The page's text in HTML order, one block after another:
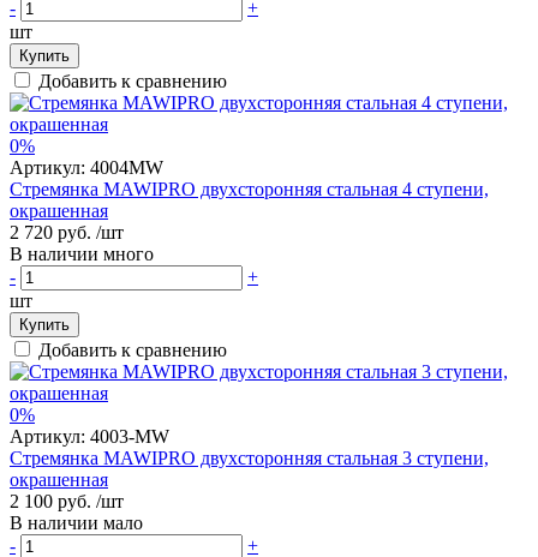
-
+
шт
Купить
Добавить к сравнению
0%
Артикул: 4004MW
Стремянка MAWIPRO двухсторонняя стальная 4 ступени,
окрашенная
2 720 руб. /шт
В наличии много
-
+
шт
Купить
Добавить к сравнению
0%
Артикул: 4003-MW
Стремянка MAWIPRO двухсторонняя стальная 3 ступени,
окрашенная
2 100 руб. /шт
В наличии мало
-
+